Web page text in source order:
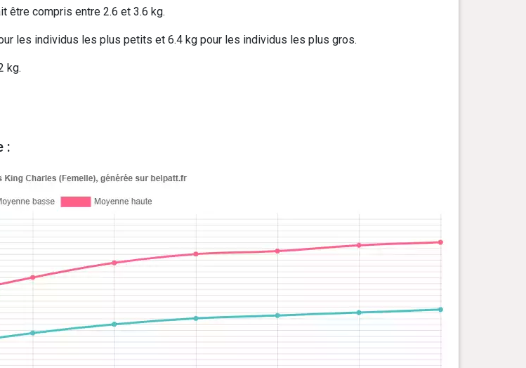
être compris entre 2.6 et 3.6 kg.
les individus les plus petits et 6.4 kg pour les individus les plus gros.
kg.
: